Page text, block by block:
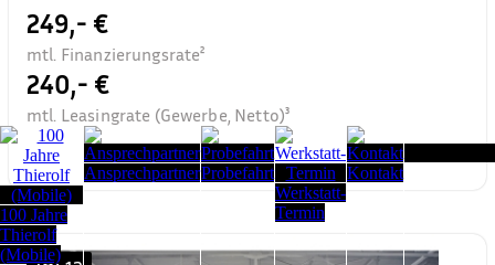
249,- €
mtl. Finanzierungsrate²
240,- €
mtl. Leasingrate (Gewerbe, Netto)³
100 Jahre
Thierolf
(Mobile)
AnsprechpartnerProbefahrt
Werkstatt-
Termin
Kontakt